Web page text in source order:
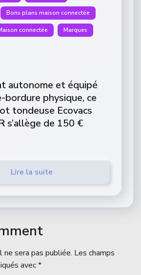
Bons plans maison connectée
connectée Marques
autonome et équipé
bordure physique, ce
tondeuse Ecovacs
s’allège de 150 €
Lire la suite
sera pas publiée. Les champs
avec*